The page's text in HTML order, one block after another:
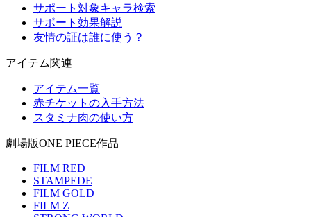
サポート対象キャラ検索
サポート効果解説
友情の証は誰に使う？
アイテム関連
アイテム一覧
赤チケットの入手方法
スタミナ肉の使い方
劇場版ONE PIECE作品
FILM RED
STAMPEDE
FILM GOLD
FILM Z